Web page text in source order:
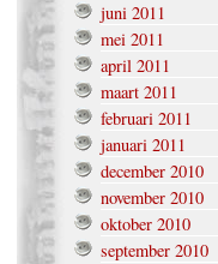
juni 2011
mei 2011
april 2011
maart 2011
februari 2011
januari 2011
december 2010
november 2010
oktober 2010
september 2010